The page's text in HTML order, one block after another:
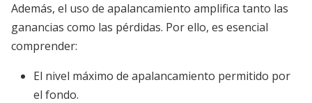
Además, el uso de apalancamiento amplifica tanto las
ganancias como las pérdidas. Por ello, es esencial
comprender:
El nivel máximo de apalancamiento permitido por
el fondo.